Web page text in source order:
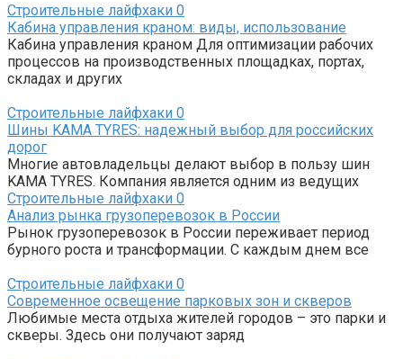
Строительные лайфхаки 0
Кабина управления краном: виды, использование
Кабина управления краном Для оптимизации рабочих
процессов на производственных площадках, портах,
складах и других
Строительные лайфхаки 0
Шины KAMA TYRES: надежный выбор для российских
дорог
Многие автовладельцы делают выбор в пользу шин
KAMA TYRES. Компания является одним из ведущих
Строительные лайфхаки 0
Анализ рынка грузоперевозок в России
Рынок грузоперевозок в России переживает период
бурного роста и трансформации. С каждым днем все
Строительные лайфхаки 0
Современное освещение парковых зон и скверов
Любимые места отдыха жителей городов – это парки и
скверы. Здесь они получают заряд